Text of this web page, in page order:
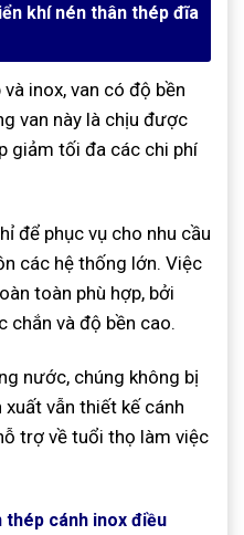
khí nén thân thép đĩa
inox, van có độ bền
van này là chịu được
giảm tối đa các chi phí
để phục vụ cho nhu cầu
các hệ thống lớn. Việc
toàn phù hợp, bởi
chắn và độ bền cao.
nước, chúng không bị
xuất vẫn thiết kế cánh
trợ về tuổi thọ làm việc
thép cánh inox điều